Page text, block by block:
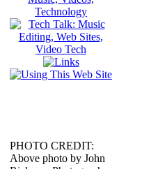
PHOTO CREDIT:
Above photo by John